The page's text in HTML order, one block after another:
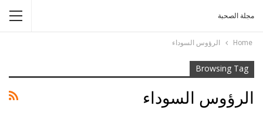
مجلة الصحبة
Home الرؤوس السوداء
Browsing Tag
الرؤوس السوداء